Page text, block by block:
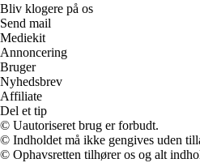
Bliv klogere på os
Send mail
Mediekit
Annoncering
Bruger
Nyhedsbrev
Affiliate
Del et tip
© Uautoriseret brug er forbudt.
© Indholdet må ikke gengives uden
© Ophavsretten tilhører os og alt